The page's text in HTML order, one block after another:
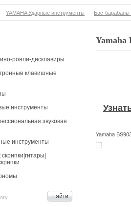
YAMAHA Ударные инструменты Бас-
рояли-дисклавиры
клавишные
инструменты
звуковая
инструменты
Yamaha
Yamaha